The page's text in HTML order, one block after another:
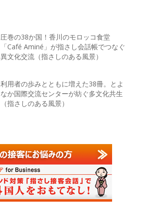
圧巻の38か国！香川のモロッコ食堂
「Café Aminé」が指さし会話帳でつなぐ
異文化交流（指さしのある風景）
利用者の歩みとともに増えた38冊。とよ
なか国際交流センターが紡ぐ多文化共生
（指さしのある風景）